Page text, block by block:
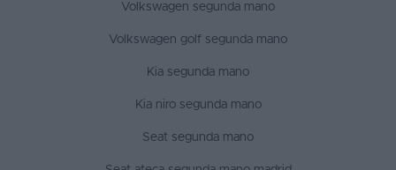
Volkswagen segunda mano
Volkswagen golf segunda mano
Kia segunda mano
Kia niro segunda mano
Seat segunda mano